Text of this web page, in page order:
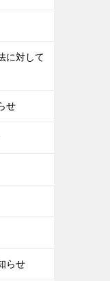
に対して
せ
らせ